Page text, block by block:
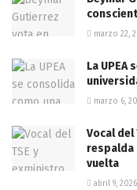
marzo 22,
La UPEA
marzo 6,
Vocal del
respalda
vuelta
abril 9, 2026